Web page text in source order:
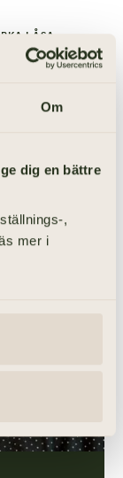
Om
dig en bättre
,
mer i
I ÅSA